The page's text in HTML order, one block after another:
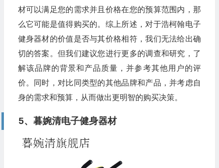
材可以满足您的需求并且价格在您的预算范围内，那
么它可能是值得购买的。综上所述，对于浩柯翰电子
健身器材的价值是否与其价格相符，我们无法给出确
切的答案。但我们建议您进行更多的调查和研究，了
解该品牌的背景和产品质量，并参考其他用户的评
价。同时，对比同类型的其他品牌和产品，并考虑自
身的需求和预算，从而做出更明智的购买决策。
5、暮婉清电子健身器材